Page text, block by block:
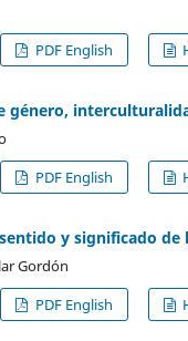
PDF English
género,
PDF English
y significado
Gordón
PDF English